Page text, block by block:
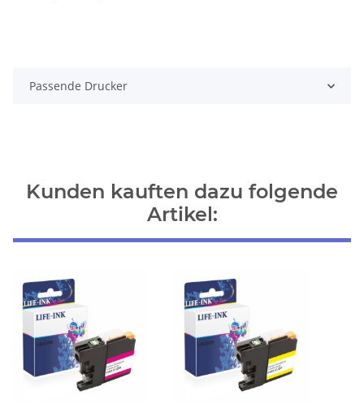
Passende Drucker
Kunden kauften dazu folgende
Artikel: